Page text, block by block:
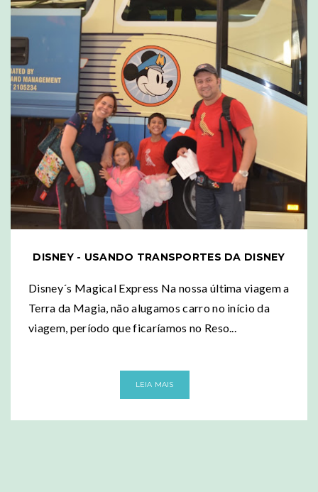
DISNEY - USANDO TRANSPORTES DA DISNEY
Disney´s Magical Express Na nossa última viagem a
Terra da Magia, não alugamos carro no início da
viagem, período que ficaríamos no Reso...
LEIA MAIS